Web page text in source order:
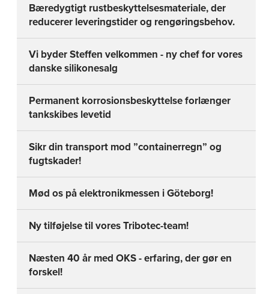
Bæredygtigt rustbeskyttelsesmateriale, der
reducerer leveringstider og rengøringsbehov.
Vi byder Steffen velkommen - ny chef for vores
danske silikonesalg
Permanent korrosionsbeskyttelse forlænger
tankskibes levetid
Sikr din transport mod ”containerregn” og
fugtskader!
Mød os på elektronikmessen i Göteborg!
Ny tilføjelse til vores Tribotec-team!
Næsten 40 år med OKS - erfaring, der gør en
forskel!